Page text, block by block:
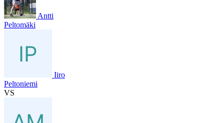
Antti
Peltomäki
Iiro
Peltoniemi
VS